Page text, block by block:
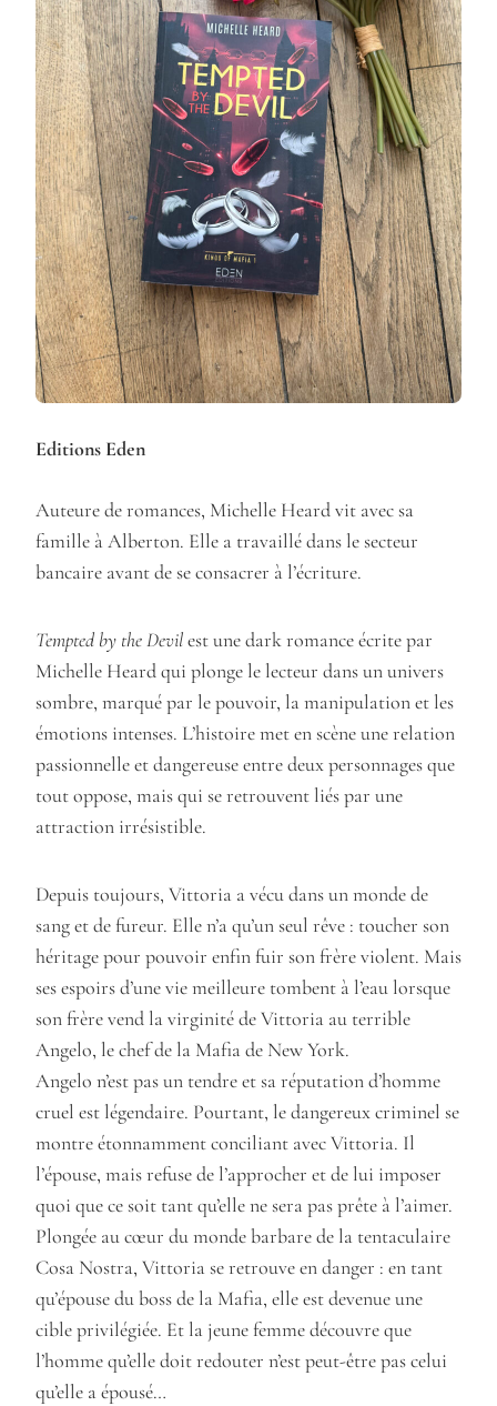
Editions Eden
Auteure de romances, Michelle Heard vit avec sa
famille à Alberton. Elle a travaillé dans le secteur
bancaire avant de se consacrer à l’écriture.
Tempted by the Devilest une dark romance écrite par
Michelle Heard qui plonge le lecteur dans un univers
sombre, marqué par le pouvoir, la manipulation et les
émotions intenses. L’histoire met en scène une relation
passionnelle et dangereuse entre deux personnages que
tout oppose, mais qui se retrouvent liés par une
attraction irrésistible.
Depuis toujours, Vittoria a vécu dans un monde de
sang et de fureur. Elle n’a qu’un seul rêve : toucher son
héritage pour pouvoir enfin fuir son frère violent. Mais
ses espoirs d’une vie meilleure tombent à l’eau lorsque
son frère vend la virginité de Vittoria au terrible
Angelo, le chef de la Mafia de New York.
Angelo n’est pas un tendre et sa réputation d’homme
cruel est légendaire. Pourtant, le dangereux criminel se
montre étonnamment conciliant avec Vittoria. Il
l’épouse, mais refuse de l’approcher et de lui imposer
quoi que ce soit tant qu’elle ne sera pas prête à l’aimer.
Plongée au cœur du monde barbare de la tentaculaire
Cosa Nostra, Vittoria se retrouve en danger : en tant
qu’épouse du boss de la Mafia, elle est devenue une
cible privilégiée. Et la jeune femme découvre que
l’homme qu’elle doit redouter n’est peut-être pas celui
qu’elle a épousé…